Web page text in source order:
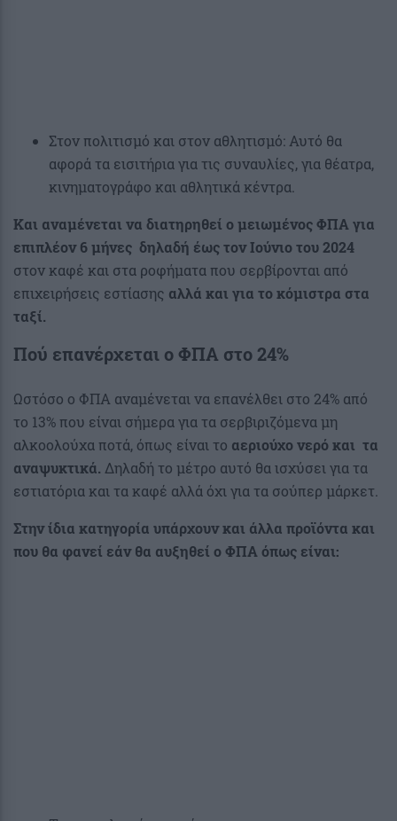
Στον πολιτισμό και στον αθλητισμό: Αυτό θα
αφορά τα εισιτήρια για τις συναυλίες, για θέατρα,
κινηματογράφο και αθλητικά κέντρα.
Και αναμένεται να διατηρηθεί ο μειωμένος ΦΠΑ για
επιπλέον 6 μήνες δηλαδή έως τον Ιούνιο του 2024
στον καφέ και στα ροφήματα που σερβίρονται από
επιχειρήσεις εστίασης αλλά και για το κόμιστρα στα
ταξί.
Πού επανέρχεται ο ΦΠΑ στο 24%
Ωστόσο ο ΦΠΑ αναμένεται να επανέλθει στο 24% από
το 13% που είναι σήμερα για τα σερβιριζόμενα μη
αλκοολούχα ποτά, όπως είναι το αεριούχο νερό και τα
αναψυκτικά. Δηλαδή το μέτρο αυτό θα ισχύσει για τα
εστιατόρια και τα καφέ αλλά όχι για τα σούπερ μάρκετ.
Στην ίδια κατηγορία υπάρχουν και άλλα προϊόντα και
που θα φανεί εάν θα αυξηθεί ο ΦΠΑ όπως είναι: